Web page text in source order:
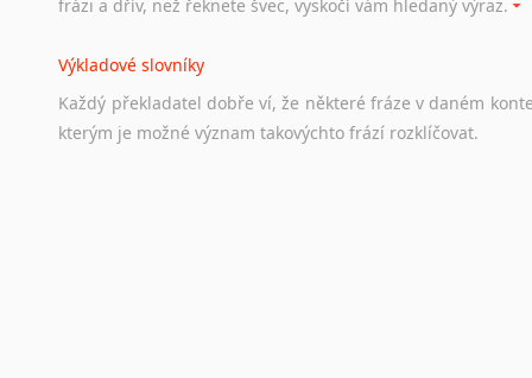
Hledáte-li
práci
stejná obecná pravidla, jako pro český životopis. Tak dost
frázi a dřív, než řeknete švec, vyskočí vám hledaný výraz.
Výkladové slovníky
Každý překladatel dobře ví, že některé fráze v daném
kterým je možné význam takovýchto frází rozklíčovat.